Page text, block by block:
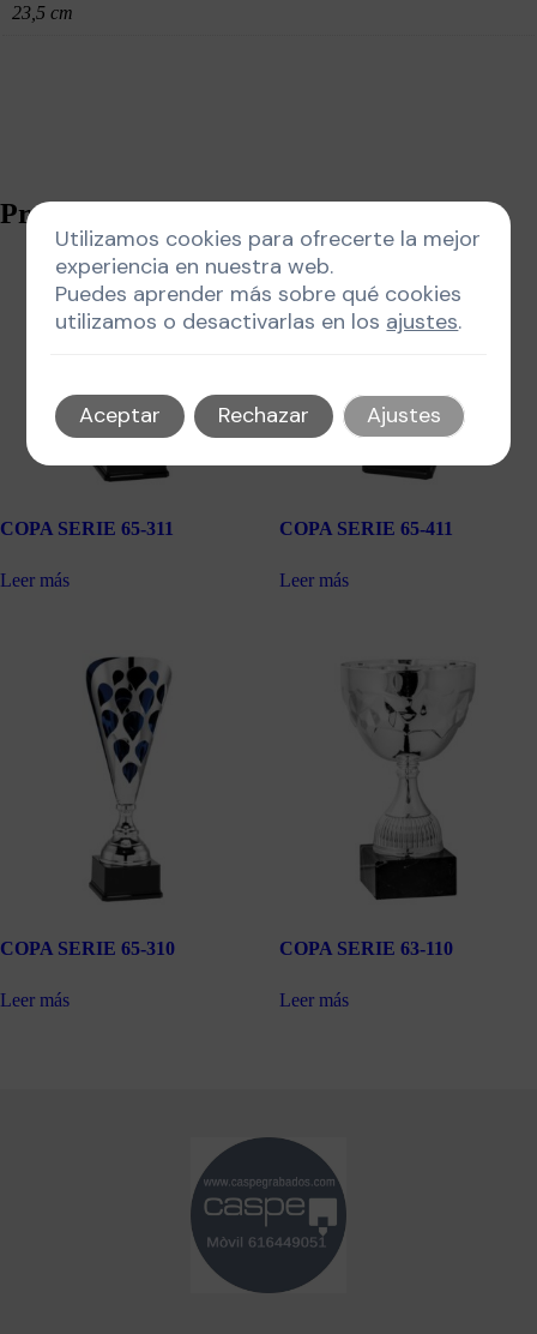
23,5 cm
Productos relacionados
COPA SERIE 65-311
Leer más
COPA SERIE 65-411
Leer más
COPA SERIE 65-310
Leer más
COPA SERIE 63-110
Leer más
Utilizamos cookies para ofrecerte la mejor
experiencia en nuestra web.
Puedes aprender más sobre qué cookies
utilizamos o desactivarlas en los ajustes.
Aceptar Rechazar Ajustes